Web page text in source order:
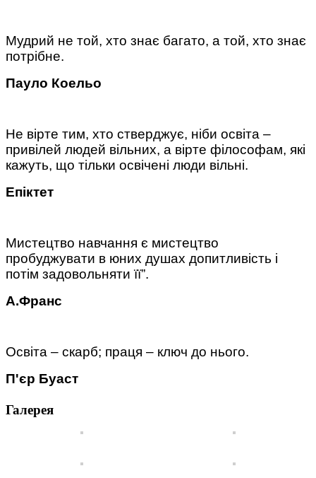
Мудрий не той, хто знає багато, а той, хто знає
потрібне.
Пауло Коельо
Не вірте тим, хто стверджує, ніби освіта –
привілей людей вільних, а вірте філософам, які
кажуть, що тільки освічені люди вільні.
Епіктет
Мистецтво навчання є мистецтво
пробуджувати в юних душах допитливість і
потім задовольняти її”.
А.Франс
Освіта – скарб; праця – ключ до нього.
П'єр Буаст
Галерея